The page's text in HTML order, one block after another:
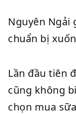
Nguyên Ngải
chuẩn bị
Lần đầu tiên
cũng không
chọn mua